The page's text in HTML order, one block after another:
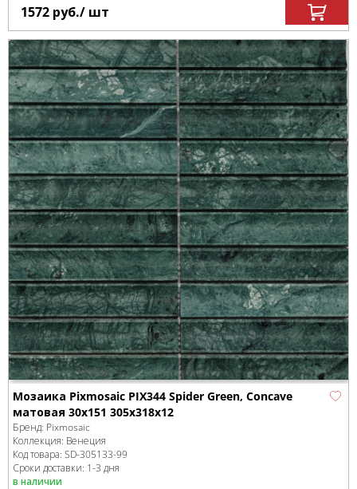
1572 руб./ шт
Мозаика Pixmosaic PIX344 Spider Green, Concave
матовая 30х151 305х318х12
Бренд: Pixmosaic
Коллекция: Венеция
Код товара: SD-305133-99
Сроки доставки: 1-3 дня
в наличии